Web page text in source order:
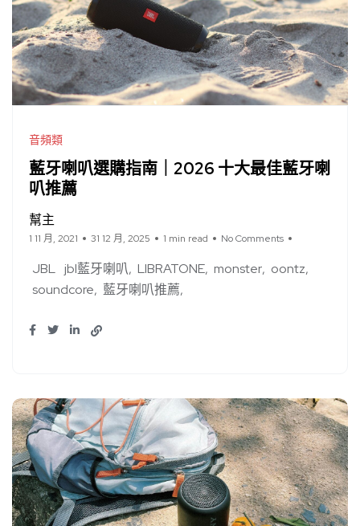
音頻類
藍牙喇叭選購指南｜2026 十大​​最佳藍牙喇
叭推薦
幫主
1 11 月, 2021 31 12 月, 2025 1 min read No Comments
JBL jbl藍牙喇叭 LIBRATONE monster oontz
soundcore
藍牙喇叭推薦